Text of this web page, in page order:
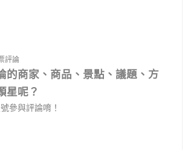
評論
的商家、商品、景點、議題、方
星呢？
參與評論唷！